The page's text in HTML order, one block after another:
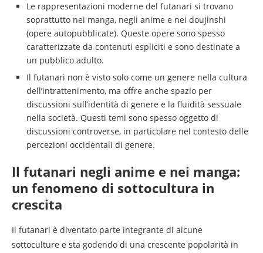
Le rappresentazioni moderne del futanari si trovano
soprattutto nei manga, negli anime e nei doujinshi
(opere autopubblicate). Queste opere sono spesso
caratterizzate da contenuti espliciti e sono destinate a
un pubblico adulto.
Il futanari non è visto solo come un genere nella cultura
dell’intrattenimento, ma offre anche spazio per
discussioni sull’identità di genere e la fluidità sessuale
nella società. Questi temi sono spesso oggetto di
discussioni controverse, in particolare nel contesto delle
percezioni occidentali di genere.
Il futanari negli anime e nei manga:
un fenomeno di sottocultura in
crescita
Il futanari è diventato parte integrante di alcune
sottoculture e sta godendo di una crescente popolarità in